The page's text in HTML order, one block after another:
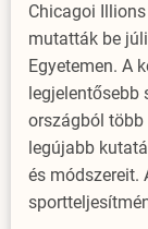
Chicagoi
mutatták be
Egyetemen. A
legjelentősebb
országból
legújabb
és módszereit.